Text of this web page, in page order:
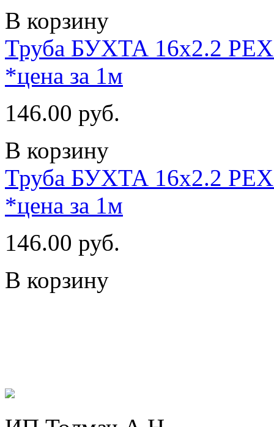
В корзину
Труба БУХТА 16х2.2
*цена за 1м
146.00 руб.
В корзину
Труба БУХТА 16х2.2
*цена за 1м
146.00 руб.
В корзину